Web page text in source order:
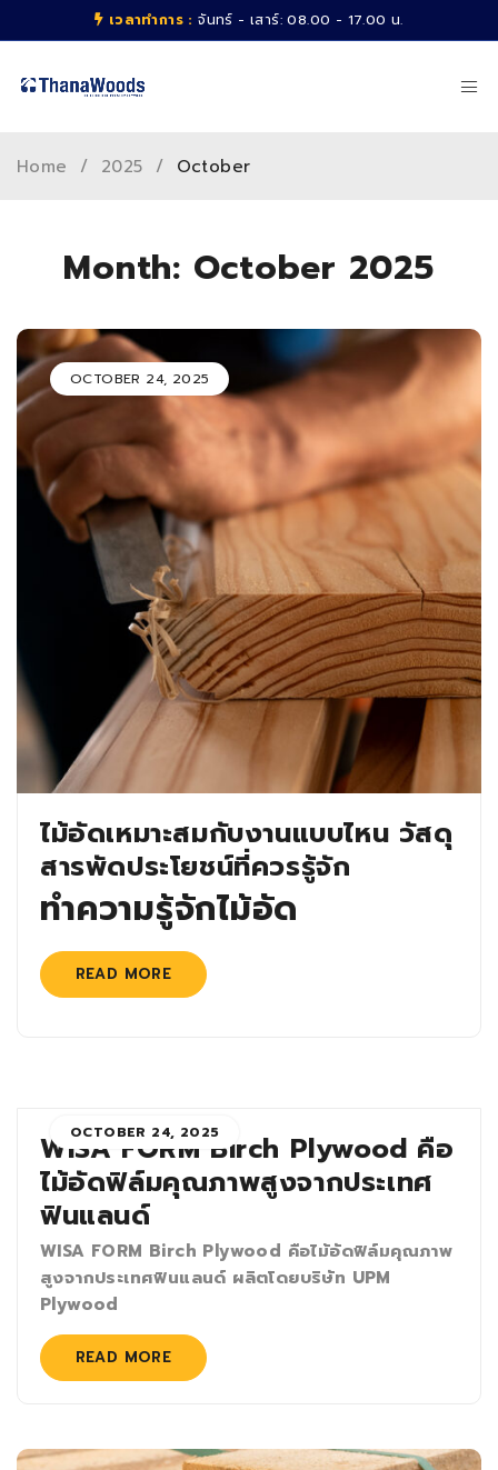
เวลาทำการ : จันทร์ - เสาร์: 08.00 - 17.00 น.
Month: October 2025
Home / 2025 / October
OCTOBER 24, 2025
ไม้อัดเหมาะสมกับงานแบบไหน วัสดุ
สารพัดประโยชน์ที่ควรรู้จัก
ทำความรู้จักไม้อัด
READ MORE
OCTOBER 24, 2025
WISA FORM Birch Plywood คือ
ไม้อัดฟิล์มคุณภาพสูงจากประเทศ
ฟินแลนด์
WISA FORM Birch Plywood คือไม้อัดฟิล์มคุณภาพ
สูงจากประเทศฟินแลนด์ ผลิตโดยบริษัท UPM
Plywood
READ MORE